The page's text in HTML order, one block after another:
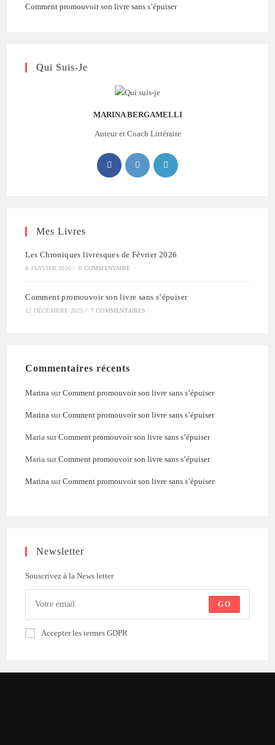
Comment promouvoir son livre sans s’épuiser
Qui Suis-Je
MARINA BERGAMELLI
Auteur et Coach Littéraire
Mes Livres
Les Chroniques livresques de Février 2026
8 JANVIER 2026 / 0 COMMENTAIRE
Comment promouvoir son livre sans s’épuiser
12 DÉCEMBRE 2025 / 7 COMMENTAIRES
Commentaires récents
Marina surComment promouvoir son livre sans s’épuiser
Marina surComment promouvoir son livre sans s’épuiser
Maria surComment promouvoir son livre sans s’épuiser
Maria surComment promouvoir son livre sans s’épuiser
Marina surComment promouvoir son livre sans s’épuiser
Newsletter
Souscrivez à la News letter
GO
Accepter les termes GDPR